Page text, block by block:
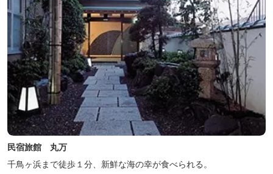
民宿旅館 丸万
千鳥ヶ浜まで徒歩１分、新鮮な海の幸が食べられる。